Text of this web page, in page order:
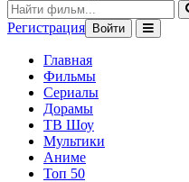
Регистрация Войти
Главная
Фильмы
Сериалы
Дорамы
ТВ Шоу
Мультики
Аниме
Топ 50